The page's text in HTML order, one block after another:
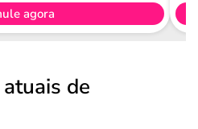
agora
de